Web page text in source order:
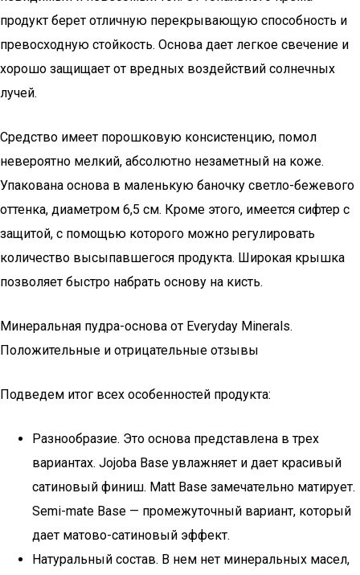
продукт берет отличную перекрывающую способность и
превосходную стойкость. Основа дает легкое свечение и
хорошо защищает от вредных воздействий солнечных
лучей.
Средство имеет порошковую консистенцию, помол
невероятно мелкий, абсолютно незаметный на коже.
Упакована основа в маленькую баночку светло-бежевого
оттенка, диаметром 6,5 см. Кроме этого, имеется сифтер с
защитой, с помощью которого можно регулировать
количество высыпавшегося продукта. Широкая крышка
позволяет быстро набрать основу на кисть.
Минеральная пудра-основа от Everyday Minerals.
Положительные и отрицательные отзывы
Подведем итог всех особенностей продукта:
Разнообразие. Это основа представлена в трех
вариантах. Jojoba Base увлажняет и дает красивый
сатиновый финиш. Matt Base замечательно матирует.
Semi-mate Base — промежуточный вариант, который
дает матово-сатиновый эффект.
Натуральный состав. В нем нет минеральных масел,